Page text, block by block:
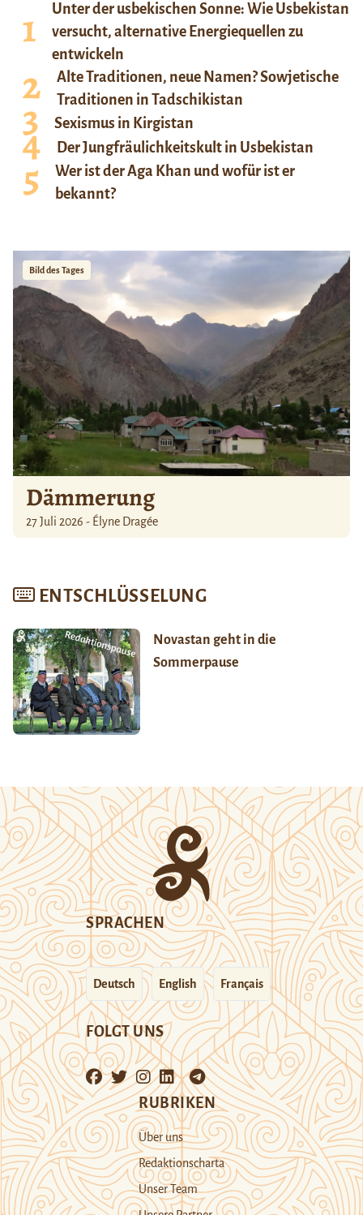
Unter der usbekischen Sonne: Wie Usbekistan
versucht, alternative Energiequellen zu
entwickeln
Alte Traditionen, neue Namen? Sowjetische
Traditionen in Tadschikistan
Sexismus in Kirgistan
Der Jungfräulichkeitskult in Usbekistan
Wer ist der Aga Khan und wofür ist er
bekannt?
Bild des Tages
Dämmerung
27 Juli 2026 - Élyne Dragée
ENTSCHLÜSSELUNG
Novastan geht in die
Sommerpause
SPRACHEN
Deutsch English Français
FOLGT UNS
RUBRIKEN
Über uns
Redaktionscharta
Unser Team